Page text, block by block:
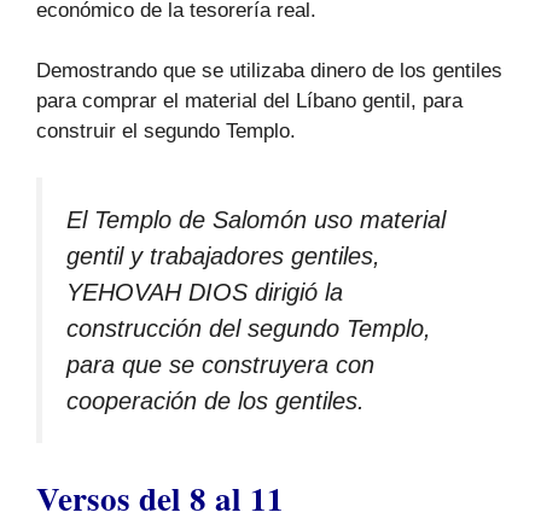
económico de la tesorería real.
Demostrando que se utilizaba dinero de los gentiles
para comprar el material del Líbano gentil, para
construir el segundo Templo.
El Templo de Salomón uso material
gentil y trabajadores gentiles,
YEHOVAH DIOS dirigió la
construcción del segundo Templo,
para que se construyera con
cooperación de los gentiles.
Versos del 8 al 11